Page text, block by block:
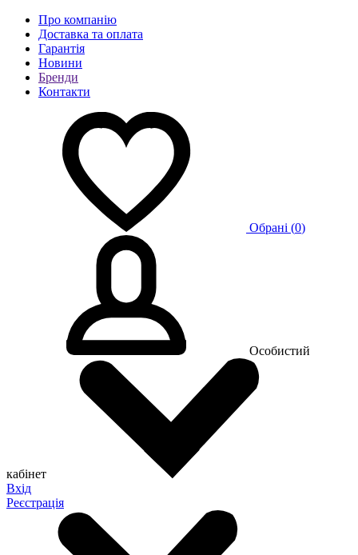
Про компанію
Доставка та оплата
Гарантія
Новини
Бренди
Контакти
Обрані (0)
Особистий
кабінет
Вхід
Реєстрація